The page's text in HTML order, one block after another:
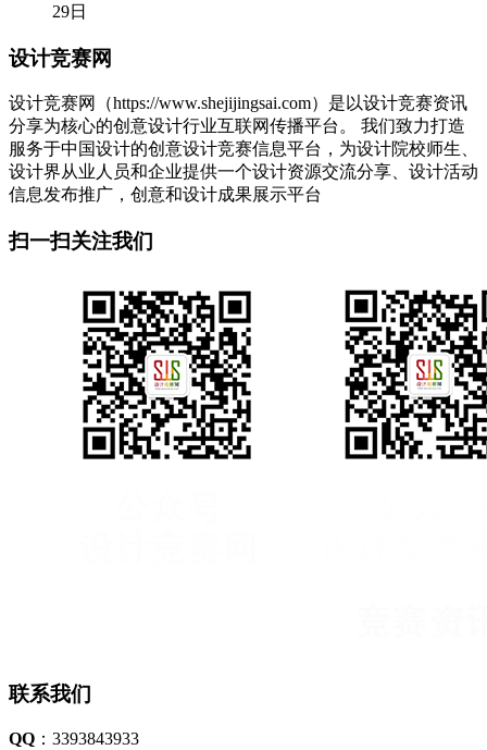
29日
设计竞赛网
设计竞赛网（https://www.shejijingsai.com）是以设计竞赛资讯
分享为核心的创意设计行业互联网传播平台。 我们致力打造
服务于中国设计的创意设计竞赛信息平台，为设计院校师生、
设计界从业人员和企业提供一个设计资源交流分享、设计活动
信息发布推广，创意和设计成果展示平台
扫一扫关注我们
联系我们
QQ ：3393843933